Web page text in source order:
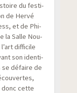
du fes­ti­
de Her­vé
et de Phi­
la Salle Nou­
dif­fi­cile
son iden­ti­
se défaire de
donc cette